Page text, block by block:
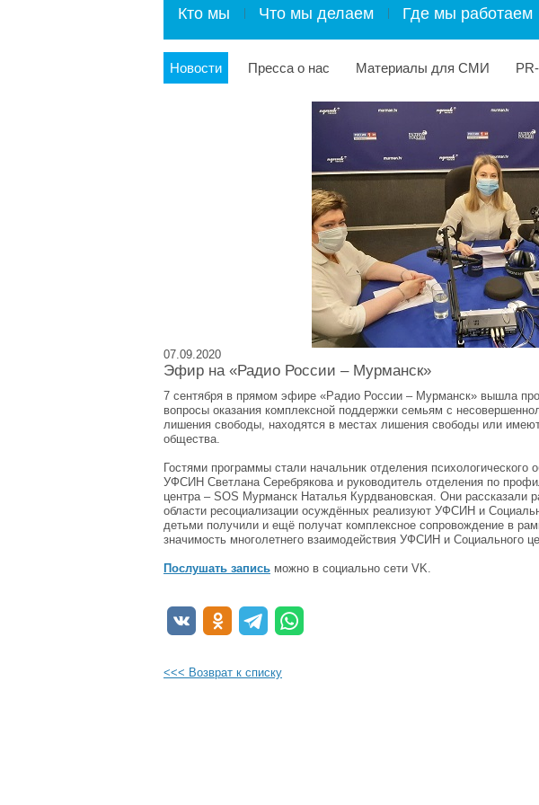
Кто мы Что мы делаем Где мы работаем
Новости Пресса о нас Материалы для СМИ
07.09.2020
Эфир на «Радио России – Мурманск»
7 сентября в прямом эфире «Радио России – Мурманск» вышла
вопросы оказания комплексной поддержки семьям с
лишения свободы, находятся в местах лишения свободы или
общества.
Гостями программы стали начальник отделения психологического
УФСИН Светлана Серебрякова и руководитель отделения по
центра – SOS Мурманск Наталья Курдвановская. Они рассказали
области ресоциализации осуждённых реализуют УФСИН и
детьми получили и ещё получат комплексное сопровождение в
значимость многолетнего взаимодействия УФСИН и Социального
Послушать запись можно в социально сети VK.
<<< Возврат к списку